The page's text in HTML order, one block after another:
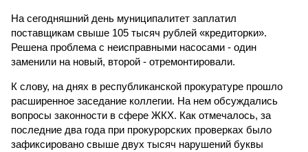
На сегодняшний день муниципалитет заплатил
поставщикам свыше 105 тысяч рублей «кредиторки».
Решена проблема с неисправными насосами - один
заменили на новый, второй - отремонтировали.
К слову, на днях в республиканской прокуратуре прошло
расширенное заседание коллегии. На нем обсуждались
вопросы законности в сфере ЖКХ. Как отмечалось, за
последние два года при прокурорских проверках было
зафиксировано свыше двух тысяч нарушений буквы